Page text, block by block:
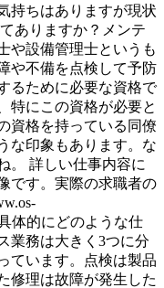
持ちはありますが現状
ありますか？メンテ
や設備管理士というも
や不備を点検して予防
るために必要な資格で
特にこの資格が必要と
資格を持っている同僚
な印象もあります。な
。 詳しい仕事内容に
です。実際の求職者の
具体的にどのような仕
業務は大きく3つに分
ています。点検は製品
修理は故障が発生した